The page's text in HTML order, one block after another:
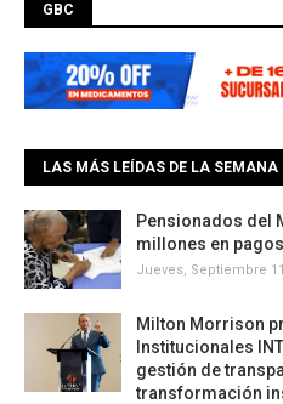
GBC
LAS MÁS LEÍDAS DE LA SEMANA
Pensionados del
millones en
Jueves, Septiembre
Milton Morrison
Institucionales
gestión de
transformación